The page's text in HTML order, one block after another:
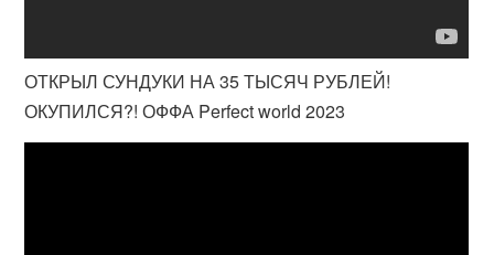
ОТКРЫЛ СУНДУКИ НА 35 ТЫСЯЧ РУБЛЕЙ!
ОКУПИЛСЯ?! ОФФА Perfect world 2023